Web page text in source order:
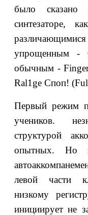
было
синтезаторе,
упрощенным -
обычным -
Ral1ge Споп!
Первый режим
учеников.
структурой
опытных. Но
левой части
низкому
инициирует не